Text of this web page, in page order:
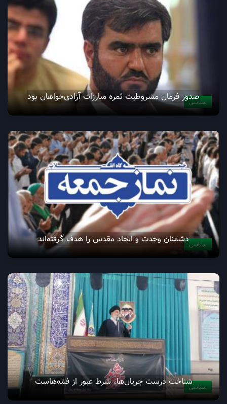
سیاسی
صدور فرمان مشروطیت ثمره مبارزات آزادی‌خواهان بود
سیاسیدشمنان وحدت و اتحاد مقدس را هدف گرفته‌اند
سیاسیشناخت درست جریان‌ها، شرط عبور از فتنه‌هاست